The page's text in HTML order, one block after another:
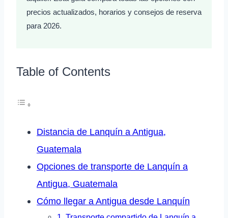
precios actualizados, horarios y consejos de reserva
para 2026.
Table of Contents
Distancia de Lanquín a Antigua,
Guatemala
Opciones de transporte de Lanquín a
Antigua, Guatemala
Cómo llegar a Antigua desde Lanquín